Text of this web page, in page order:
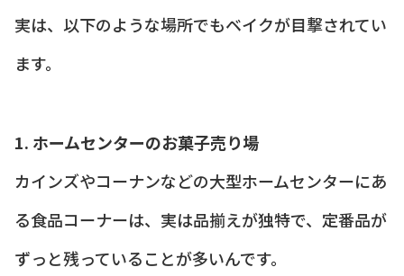
実は、以下のような場所でもベイクが目撃されてい
ます。
1. ホームセンターのお菓子売り場
カインズやコーナンなどの大型ホームセンターにあ
る食品コーナーは、実は品揃えが独特で、定番品が
ずっと残っていることが多いんです。